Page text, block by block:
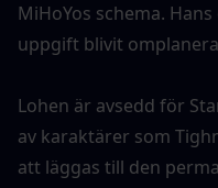
MiHoYos schema.
uppgift blivit
Lohen är avsedd för
av karaktärer som
att läggas till den